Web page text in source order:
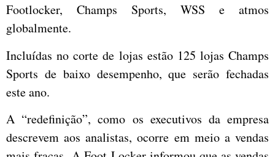
Footlocker, Champs Sports, WSS e atmos
globalmente.
Incluídas no corte de lojas estão 125 lojas Champs
Sports de baixo desempenho, que serão fechadas
este ano.
A “redefinição”, como os executivos da empresa
descrevem aos analistas, ocorre em meio a vendas